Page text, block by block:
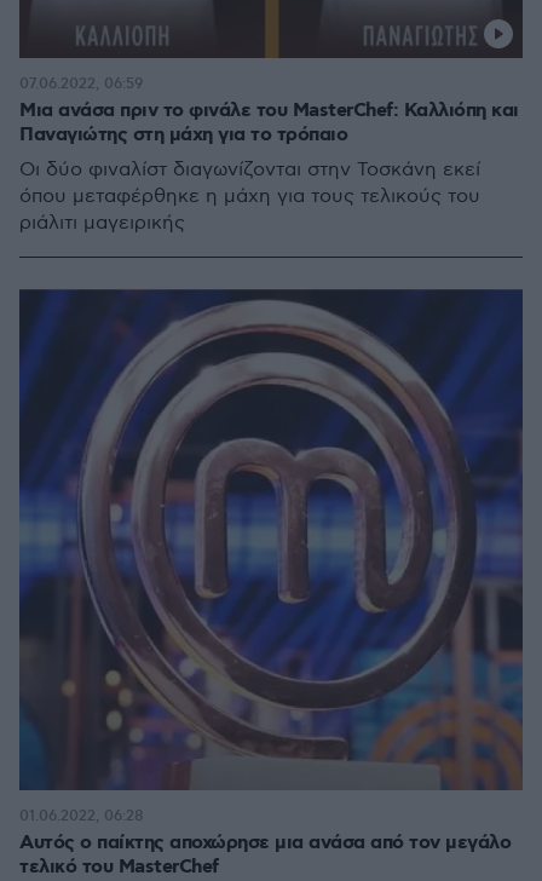
Μια ανάσα πριν το φινάλε του MasterChef: Καλλιόπη και
Παναγιώτης στη μάχη για το τρόπαιο
Οι δύο φιναλίστ διαγωνίζονται στην Τοσκάνη εκεί
όπου μεταφέρθηκε η μάχη για τους τελικούς του
ριάλιτι μαγειρικής
07.06.2022, 06:59
Αυτός ο παίκτης αποχώρησε μια ανάσα από τον μεγάλο
τελικό του MasterChef
01.06.2022, 06:28